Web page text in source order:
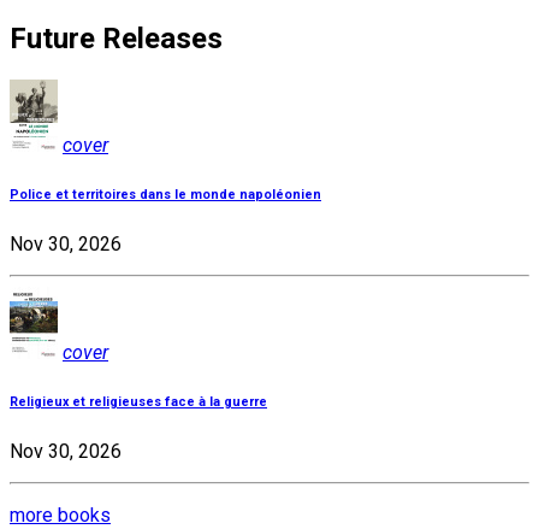
Future Releases
cover
Police et territoires dans le monde napoléonien
Nov 30, 2026
cover
Religieux et religieuses face à la guerre
Nov 30, 2026
more books